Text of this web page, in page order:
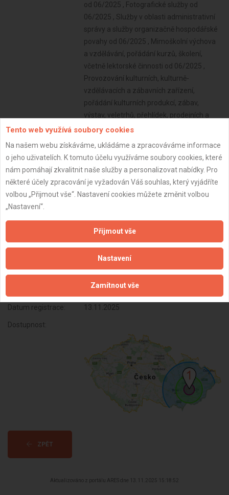
od 06/2025 , Fotografické služby od
06/2025 , Služby v oblasti administrativní
správy a služby organizačně hospodářské
povahy od 06/2025 , Mimoškolní výchova
a vzdělávání, pořádání kurzů, školení,
včetně lektorské činnosti od 06/2025 ,
Provozování kulturních, kulturně-
vzdělávacích a zábavních zařízení,
pořádání kulturních produkcí, zábav,
výstav, veletrhů, přehlídek, prodejních a
obdobných akcí od 06/2025 , Poskytování
údržba potřeb pro domácnost, předmětů
kulturní povahy, výrobků jemné mechaniky,
optických přístrojů a měřidel od 06/2025 ,
Výroba, rozmnožování, distribuce, prodej,
06/2025
OSVČ
37 let
Datum registrace: 13.11.2025
Dostupnost:
ZPĚT
Aktualizováno z portálu ARES dne 13.11.2025 15:18:52
Tento web využívá soubory cookies
Na našem webu získáváme, ukládáme a zpracováváme informace
o jeho uživatelích. K tomuto účelu využíváme soubory cookies, které
nám pomáhají zkvalitnit naše služby a personalizovat nabídky. Pro
některé účely zpracování je vyžadován Váš souhlas, který vyjádříte
volbou „Přijmout vše“. Nastavení cookies můžete změnit volbou
„Nastavení“.
Přijmout vše
Nastavení
Zamítnout vše